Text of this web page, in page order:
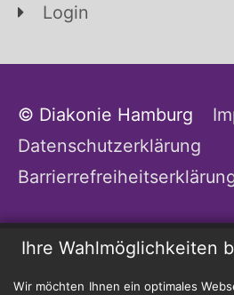
Ihre Wahlmöglichkeiten
Wir möchten Ihnen ein optimales
Login
© Diakonie Hamburg
Datenschutzerklärung